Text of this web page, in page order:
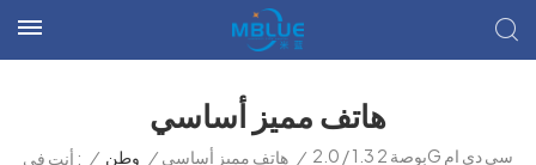
هاتف مميز أساسي
أنت في : / وطن / هاتف مميز أساسي / 2.0 / 1.3 بوصة 2G سى دى ام